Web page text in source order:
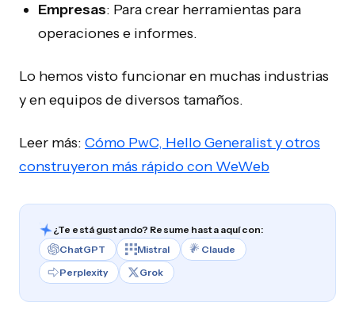
Empresas: Para crear herramientas para
operaciones e informes.
Lo hemos visto funcionar en muchas industrias
y en equipos de diversos tamaños.
Leer más: Cómo PwC, Hello Generalist y otros
construyeron más rápido con WeWeb
¿Te está gustando? Resume hasta aquí con:
ChatGPT
Mistral
Claude
Perplexity
Grok